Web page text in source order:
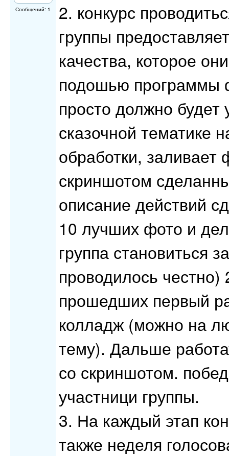
Сообщений: 1
2. конкурс
группы
качества, которое
подошью программы
просто должно
сказочной тематике
обработки,
скриншотом
описание действий
10 лучших фото и
группа становиться
проводилось
прошедших первый
колладж (можно на
тему). Дальше
со скриншотом.
участници группы.
3. На каждый этап
также неделя